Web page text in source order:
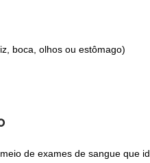
boca, olhos ou estômago)
de exames de sangue que